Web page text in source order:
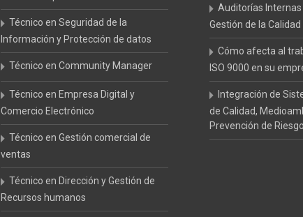
Técnico en Seguridad de la
Información y Protección de datos
Técnico en Community Manager
Técnico en Empresa Digital y
Comercio Electrónico
Técnico en Gestión comercial de
ventas
Técnico en Dirección y Gestión de
Recursos humanos
Auditorías
Gestión de la Calidad
Cómo afecta al
ISO 9000 en su
Integración de
de Calidad,
Prevención de